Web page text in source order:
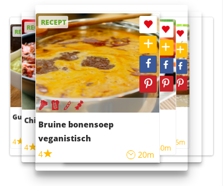
RECEPT
Guacamole
4
RECEPT
Chili con carne
4 45m
RECEPT
Bruine bonensoep
veganistisch
4
20m
RECEPT
Sushi rijstsalade
maaltijdsalade
40m
RECEPT
4 55m